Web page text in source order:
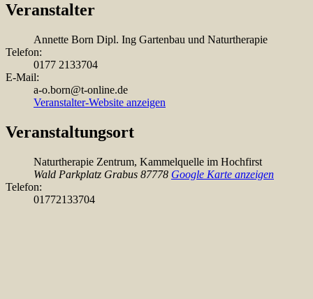
Veranstalter
Annette Born Dipl. Ing Gartenbau und Naturtherapie
Telefon:
0177 2133704
E-Mail:
a-o.born@t-online.de
Veranstalter-Website anzeigen
Veranstaltungsort
Naturtherapie Zentrum, Kammelquelle im Hochfirst
Wald Parkplatz Grabus 87778 Google Karte anzeigen
Telefon:
01772133704